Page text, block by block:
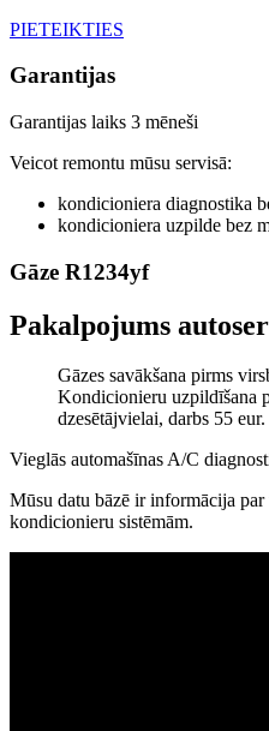
PIETEIKTIES
Garantijas
Garantijas laiks 3 mēneši
Veicot remontu mūsu servisā:
kondicioniera diagnostika
kondicioniera uzpilde bez
Gāze R1234yf
Pakalpojums
Gāzes savākšana pirms
Kondicionieru uzpildīšana
dzesētājvielai, darbs 55 eur.
Vieglās automašīnas A/C
Mūsu datu bāzē ir informācija
kondicionieru sistēmām.